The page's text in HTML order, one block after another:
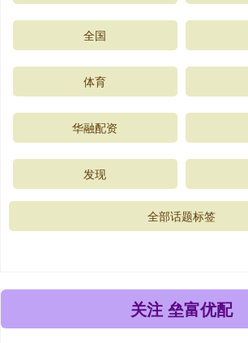
全国
体育
华融配资
发现
全部话题标签
关注 垒富优配